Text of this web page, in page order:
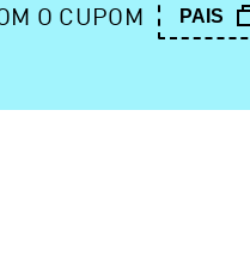
O CUPOM PAIS